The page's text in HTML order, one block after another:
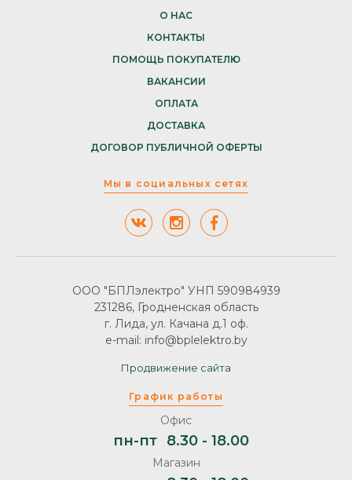
О НАС
КОНТАКТЫ
ПОМОЩЬ ПОКУПАТЕЛЮ
ВАКАНСИИ
ОПЛАТА
ДОСТАВКА
ДОГОВОР ПУБЛИЧНОЙ ОФЕРТЫ
Мы в социальных сетях
График работы
Офис
пн-пт 8.30 - 18.00
Магазин
ООО "БПЛэлектро" УНП 590984939
231286, Гродненская область
г. Лида, ул. Качана д.1 оф.
e-mail: info@bplelektro.by
Продвижение сайта